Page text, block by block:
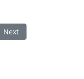
Next article: Bekam
Next